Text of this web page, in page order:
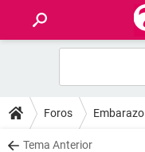
FOROS
SALUD
Foros Embarazo
Tema Anterior